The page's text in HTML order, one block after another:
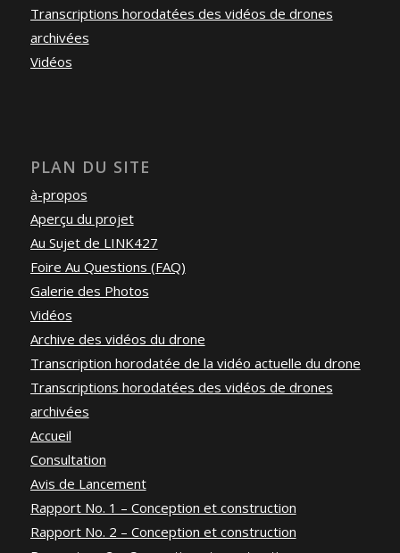
Transcriptions horodatées des vidéos de drones
archivées
Vidéos
PLAN DU SITE
à-propos
Aperçu du projet
Au Sujet de LINK427
Foire Au Questions (FAQ)
Galerie des Photos
Vidéos
Archive des vidéos du drone
Transcription horodatée de la vidéo actuelle du drone
Transcriptions horodatées des vidéos de drones
archivées
Accueil
Consultation
Avis de Lancement
Rapport No. 1 – Conception et construction
Rapport No. 2 – Conception et construction